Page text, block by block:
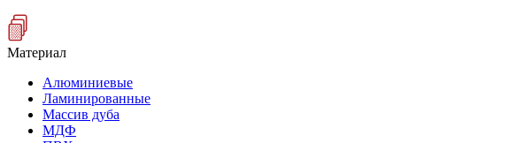
Материал
Алюминиевые
Ламинированные
Массив дуба
МДФ